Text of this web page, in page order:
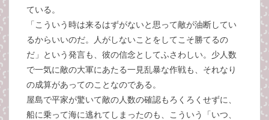
ている。
「こういう時は来るはずがないと思って敵が油断してい
るからいいのだ。人がしないことをしてこそ勝てるの
だ」という発言も、彼の信念としてふさわしい。少人数
で一気に敵の大軍にあたる一見乱暴な作戦も、それなり
の成算があってのことなのである。
屋島で平家が驚いて敵の人数の確認もろくろくせずに、
船に乗って海に逃れてしまったのも、こういう「いつ、